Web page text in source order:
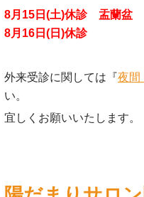
8月15日(土)休診 盂蘭盆
8月16日(日)休診
外来受診に関しては『夜間
い。
宜しくお願いいたします。